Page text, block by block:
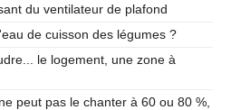
du ventilateur de plafond
de cuisson des légumes ?
le logement, une zone à
peut pas le chanter à 60 ou 80 %,